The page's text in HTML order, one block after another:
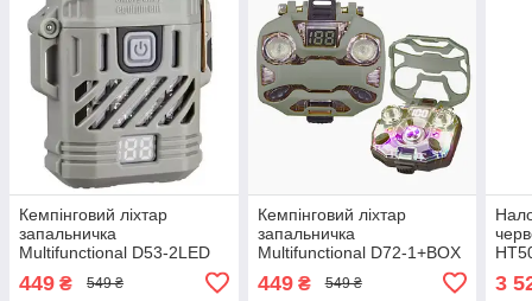
Кемпінговий ліхтар
запальничка
Multifunctional D53-2LED
режим)
449 ₴ 549 ₴
Кемпінговий ліхтар
запальничка
Multifunctional D72-1+BOX
режими)
449₴ 549 ₴ 3